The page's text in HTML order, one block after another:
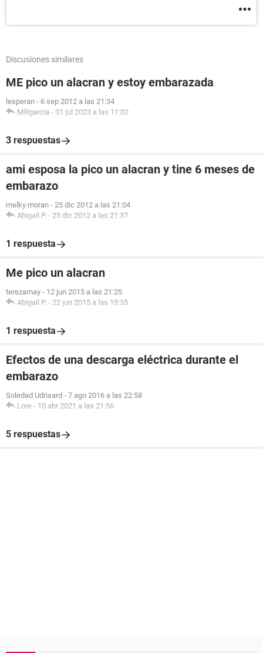
Discusiones similares
ME pico un alacran y estoy embarazada
lesperan - 6 sep 2012 a las 21:34
Miligarcia - 31 jul 2023 a las 11:02
3 respuestas
ami esposa la pico un alacran y tine 6 meses de
embarazo
melky moran - 25 dic 2012 a las 21:04
Abigail P. - 25 dic 2012 a las 21:37
1 respuesta
Me pico un alacran
terezamay - 12 jun 2015 a las 21:25
Abigail P. - 22 jun 2015 a las 15:35
1 respuesta
Efectos de una descarga eléctrica durante el
embarazo
Soledad Udrisard - 7 ago 2016 a las 22:58
Lore - 10 abr 2021 a las 21:56
5 respuestas